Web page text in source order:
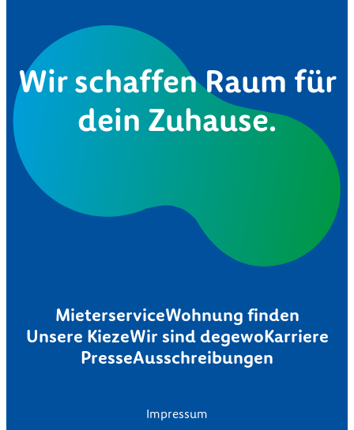
Wir schaffen Raum für
dein Zuhause.
MieterserviceWohnung finden
Unsere KiezeWir sind degewoKarriere
PresseAusschreibungen
Impressum